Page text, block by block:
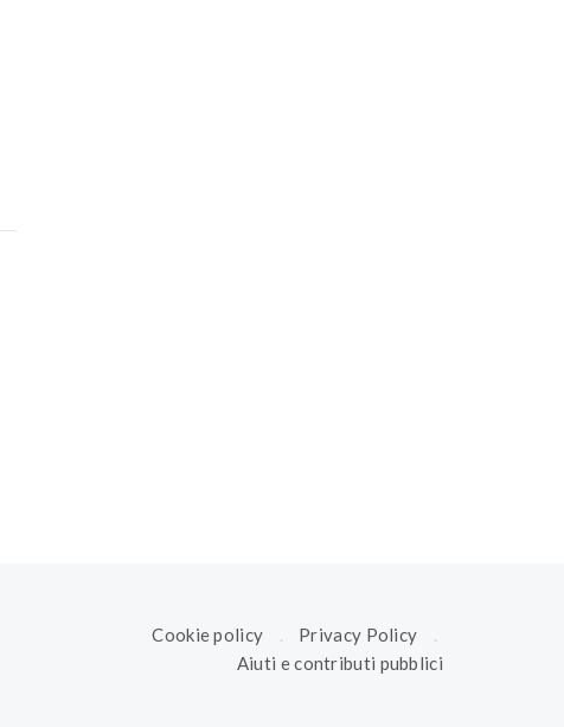
Cookie policy
Privacy Policy
Aiuti e contributi pubblici